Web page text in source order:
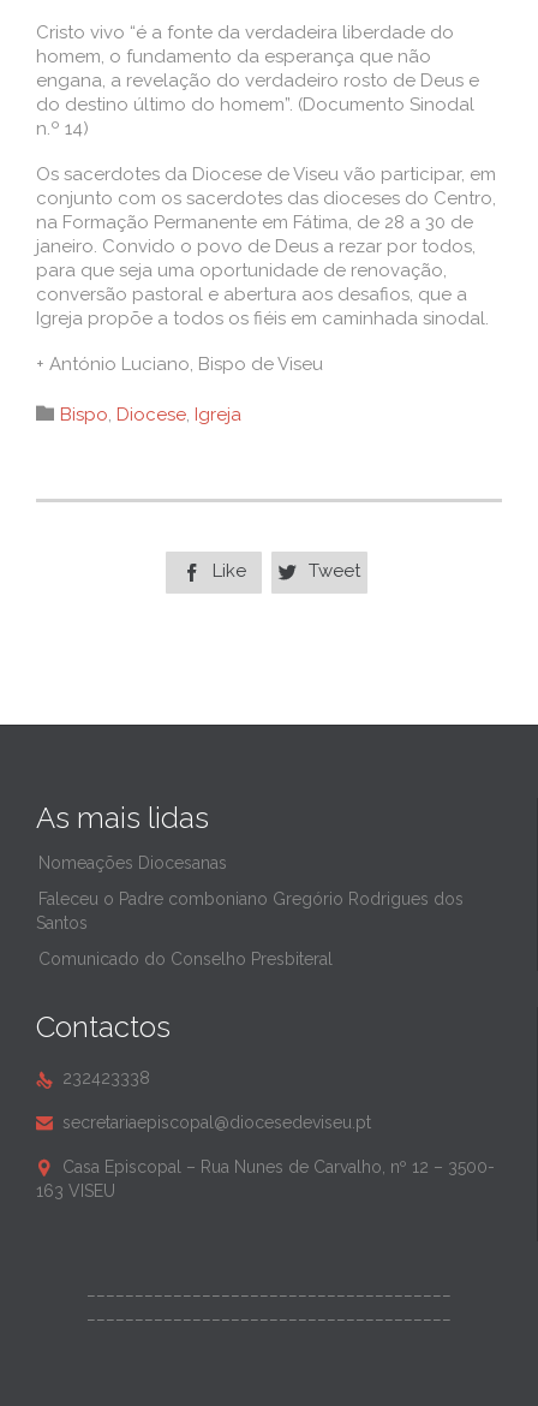
Cristo vivo “é a fonte da verdadeira liberdade do
homem, o fundamento da esperança que não
engana, a revelação do verdadeiro rosto de Deus e
do destino último do homem”. (Documento Sinodal
n.º 14)
Os sacerdotes da Diocese de Viseu vão participar, em
conjunto com os sacerdotes das dioceses do Centro,
na Formação Permanente em Fátima, de 28 a 30 de
janeiro. Convido o povo de Deus a rezar por todos,
para que seja uma oportunidade de renovação,
conversão pastoral e abertura aos desafios, que a
Igreja propõe a todos os fiéis em caminhada sinodal.
+ António Luciano, Bispo de Viseu
 Category
Bispo, Diocese, Igreja
 Like  Tweet
As mais lidas
Nomeações Diocesanas
Faleceu o Padre comboniano Gregório Rodrigues dos
Santos
Comunicado do Conselho Presbiteral
Contactos
 232423338
 secretariaepiscopal@diocesedeviseu.pt

Casa Episcopal – Rua Nunes de Carvalho, nº 12 – 3500-
163 VISEU